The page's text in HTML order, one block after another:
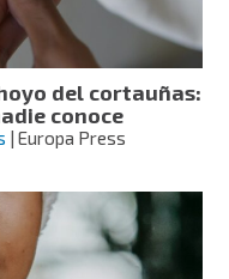
del cortauñas:
conoce
| Europa Press